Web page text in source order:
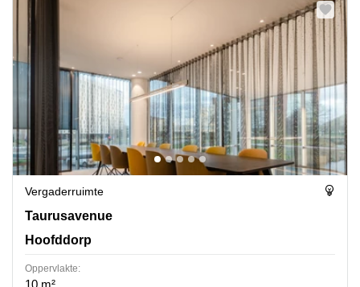
Vergaderruimte
Taurusavenue 9, Hoofddorp
Taurusavenue
Hoofddorp
Oppervlakte:
10 m²